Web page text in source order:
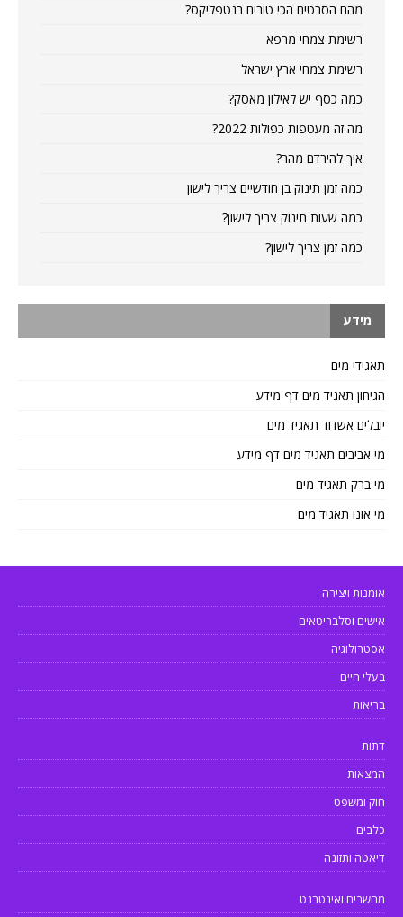
מהם הסרטים הכי טובים בנטפליקס?
רשימת צמחי מרפא
רשימת צמחי ארץ ישראל
כמה כסף יש לאילון מאסק?
מה זה מעטפות כפולות 2022?
איך להירדם מהר?
כמה זמן תינוק בן חודשיים צריך לישון
כמה שעות תינוק צריך לישון?
כמה זמן צריך לישון?
מידע
תאגידי מים
הגיחון תאגיד מים דף מידע
יובלים אשדוד תאגיד מים
מי אביבים תאגיד מים דף מידע
מי ברק תאגיד מים
מי אונו תאגיד מים
אומנות ויצירה
אישים וסלבריטאים
אסטרולוגיה
בעלי חיים
בריאות
דתות
המצאות
חוק ומשפט
כלבים
דיאטה ותזונה
מחשבים ואינטרנט